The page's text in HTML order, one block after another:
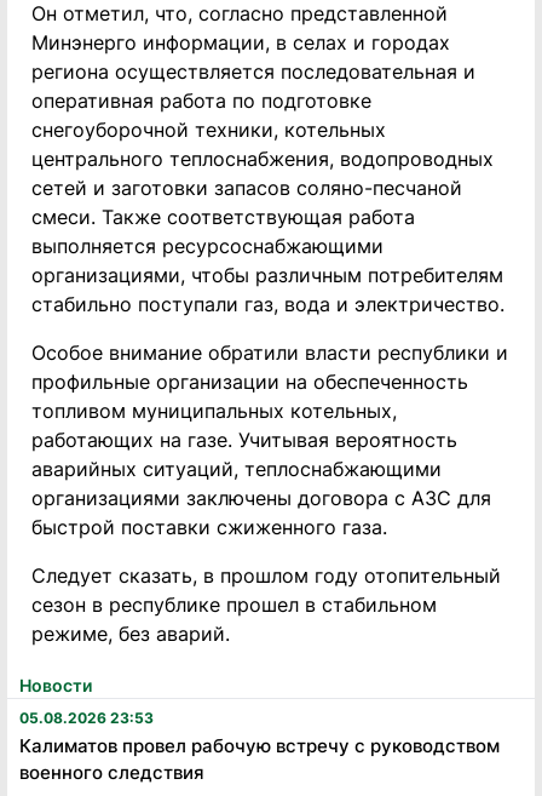
Новости
05.08.2026 23:53
Калиматов провел рабочую встречу с руководством
военного следствия
Он отметил, что, согласно представленной
Минэнерго информации, в селах и городах
региона осуществляется последовательная и
оперативная работа по подготовке
снегоуборочной техники, котельных
центрального теплоснабжения, водопроводных
сетей и заготовки запасов соляно-песчаной
смеси. Также соответствующая работа
выполняется ресурсоснабжающими
организациями, чтобы различным потребителям
стабильно поступали газ, вода и электричество.
Особое внимание обратили власти республики и
профильные организации на обеспеченность
топливом муниципальных котельных,
работающих на газе. Учитывая вероятность
аварийных ситуаций, теплоснабжающими
организациями заключены договора с АЗС для
быстрой поставки сжиженного газа.
Следует сказать, в прошлом году отопительный
сезон в республике прошел в стабильном
режиме, без аварий.